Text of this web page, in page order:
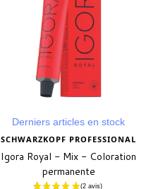
Derniers articles en stock
SCHWARZKOPF PROFESSIONAL
Igora Royal - Mix - Coloration
permanente